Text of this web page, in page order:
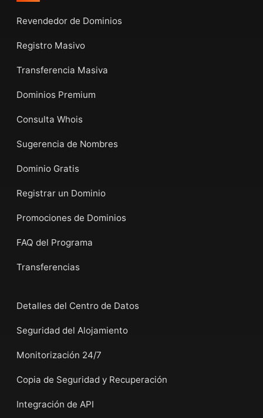
Revendedor de Dominios
Registro Masivo
Transferencia Masiva
Dominios Premium
Consulta Whois
Sugerencia de Nombres
Dominio Gratis
Registrar un Dominio
Promociones de Dominios
FAQ del Programa
Transferencias
Detalles del Centro de Datos
Seguridad del Alojamiento
Monitorización 24/7
Copia de Seguridad y Recuperación
Integración de API